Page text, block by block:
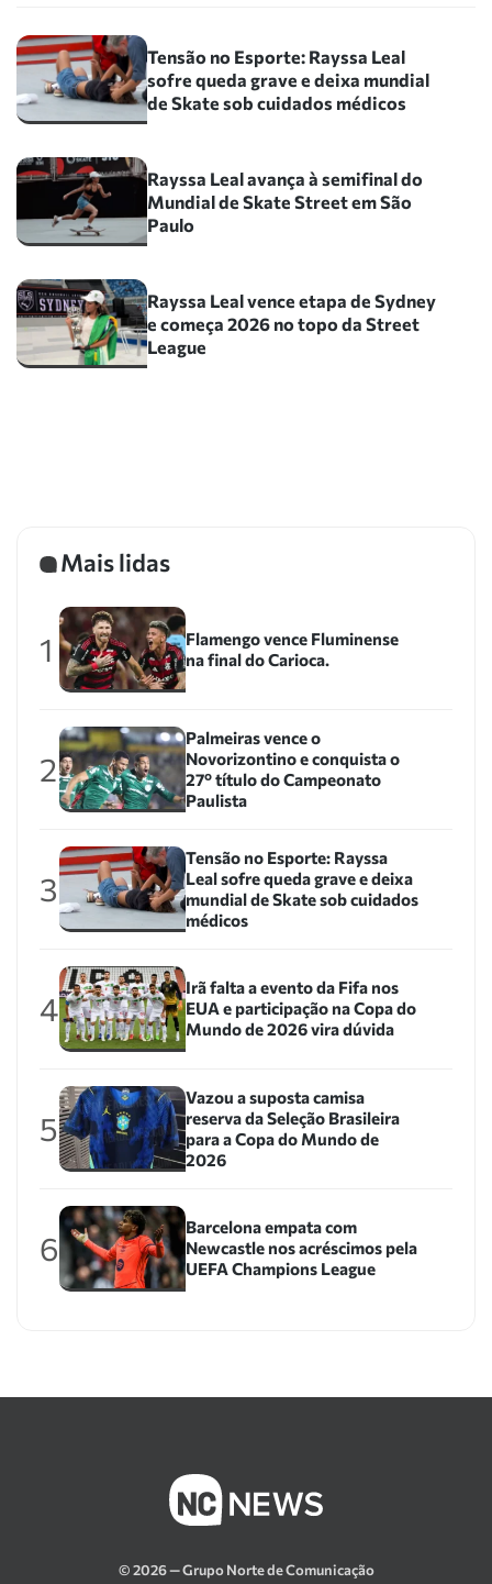
Tensão no Esporte: Rayssa Leal
sofre queda grave e deixa mundial
de Skate sob cuidados médicos
Rayssa Leal avança à semifinal do
Mundial de Skate Street em São
Paulo
Rayssa Leal vence etapa de Sydney
e começa 2026 no topo da Street
League
Mais lidas
1
Flamengo vence Fluminense
na final do Carioca.
2
Palmeiras vence o
Novorizontino e conquista o
27º título do Campeonato
Paulista
3
Tensão no Esporte: Rayssa
Leal sofre queda grave e deixa
mundial de Skate sob cuidados
médicos
4
Irã falta a evento da Fifa nos
EUA e participação na Copa do
Mundo de 2026 vira dúvida
5
Vazou a suposta camisa
reserva da Seleção Brasileira
para a Copa do Mundo de
2026
6
Barcelona empata com
Newcastle nos acréscimos pela
UEFA Champions League
© 2026 — Grupo Norte de Comunicação